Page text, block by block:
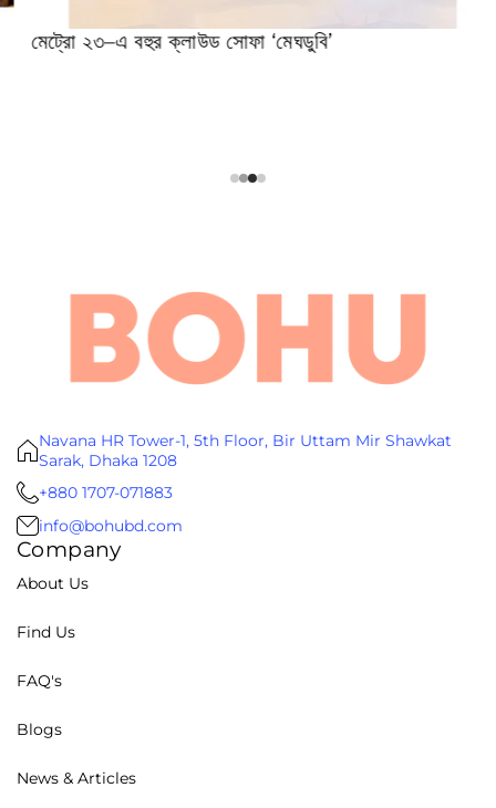
মেট্রো ২৩–এ বহুর ক্লাউড সোফা ‘মেঘডুবি’
Navana HR Tower-1, 5th Floor, Bir Uttam Mir Shawkat
Sarak, Dhaka 1208
+880 1707-071883
info@bohubd.com
Company
About Us
Find Us
FAQ's
Blogs
News & Articles